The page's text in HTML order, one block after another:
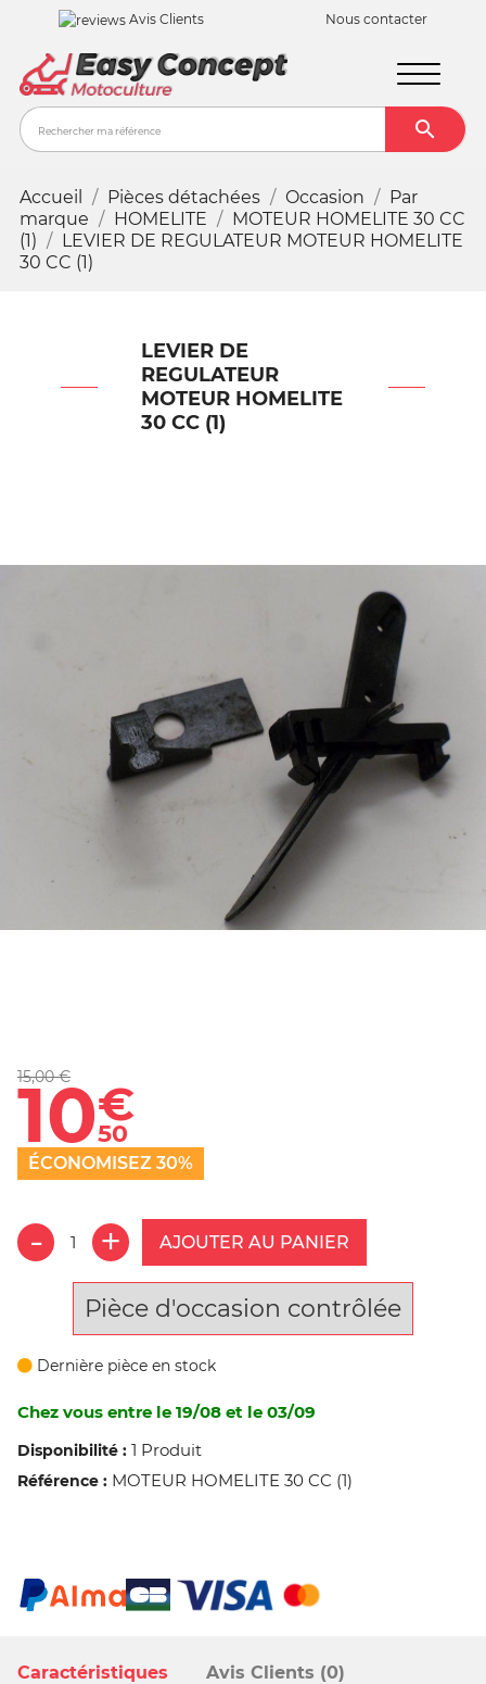
Avis Clients Nous contacter

Accueil Pièces détachées Occasion
Par
marque
HOMELITE
MOTEUR HOMELITE 30 CC
(1)
LEVIER DE REGULATEUR MOTEUR HOMELITE
30 CC (1)
LEVIER DE
REGULATEUR
MOTEUR HOMELITE
30 CC (1)
Caractéristiques Avis Clients (0)
15,00 €
10€
50
ÉCONOMISEZ 30%
AJOUTER AU PANIER
Pièce d'occasion contrôlée
Dernière pièce en stock
Chez vous entre le 19/08 et le 03/09
Disponibilité : 1 Produit
Référence : MOTEUR HOMELITE 30 CC (1)